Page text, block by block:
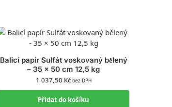
Balicí papír Sulfát voskovaný bělený
– 35 × 50 cm 12,5 kg
1 037,50 Kč bez DPH
Přidat do košíku